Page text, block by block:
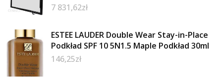
7 831,62zł
ESTEE LAUDER Double Wear Stay-in-Place
Podkład SPF 10 5N1.5 Maple Podkład 30ml
146,25zł